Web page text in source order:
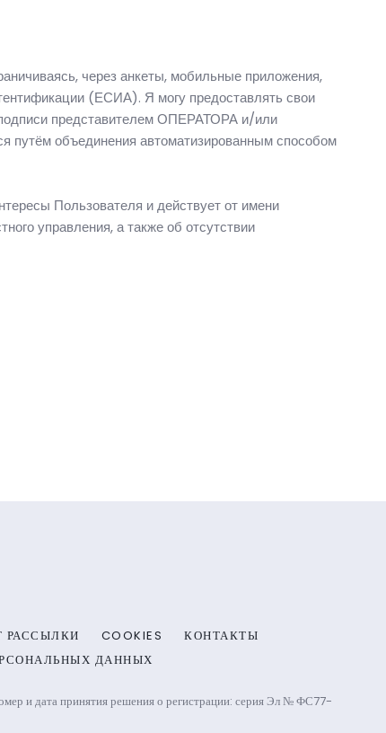
через анкеты, мобильные приложения,
(ЕСИА). Я могу предоставлять свои
представителем ОПЕРАТОРА и/или
путём объединения автоматизированным способом
Пользователя и действует от имени
управления, а также об отсутствии
РАССЫЛКИ COOKIES
КОНТАКТЫ
ДАННЫХ
и дата принятия решения о регистрации: серия Эл № ФС77-